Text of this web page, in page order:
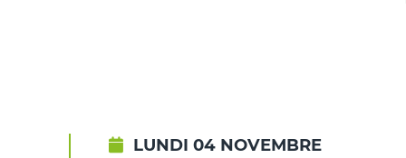
LUNDI 04 NOVEMBRE